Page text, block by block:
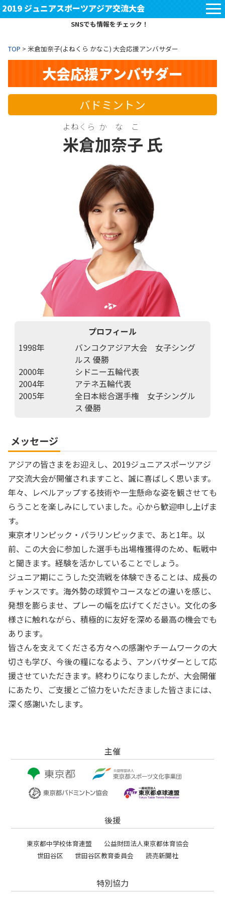
2019 ジュニアスポーツアジア交流大会
SNSでも情報をチェ ック ！
TOP > 米倉加奈子(よねくら かなこ) 大会応援アンバサダー
大会応援アンバサダー
バドミントン
米倉
よねくら
加奈子
かなこ
氏
プロフィール
1998年
バンコクアジア大会 女子シング
ルス 優勝
2000年
シドニー五輪代表
2004年
アテネ五輪代表
2005年
全日本総合選手権 女子シングル
ス 優勝
メッセージ
アジアの皆さまをお迎えし、2019ジュニアスポーツアジ
ア交流大会が開催されますこと、誠に喜ばしく思います。
年々、レベルアップする技術や一生懸命な姿を観させても
らうことを楽しみにしていました。心から歓迎申し上げま
す。
東京オリンピック・パラリンピックまで、あと1年。以
前、この大会に参加した選手も出場権獲得のため、転戦中
と聞きます。経験を活かしていることでしょう。
ジュニア期にこうした交流戦を体験できることは、成長の
チャンスです。海外勢の球質やコースなどの違いを感じ、
発想を膨らませ、プレーの幅を広げてください。文化の多
様さに触れながら、積極的に友好を深める最高の機会でも
あります。
皆さんを支えてくださる方々への感謝やチームワークの大
切さも学び、今後の糧になるよう、アンバサダーとして応
援させていただきます。終わりになりましたが、大会開催
にあたり、ご支援とご協力をいただきました皆さまには、
深く感謝いたします。
主催
後援
東京都中学校体育連盟
公益財団法人東京都体育協会
世田谷区
世田谷区教育委員会 読売新聞社
特別協力